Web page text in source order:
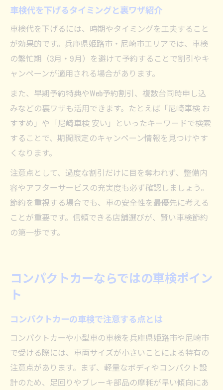
車検代を下げるタイミングと裏ワザ紹介
車検代を下げるには、時期やタイミングを工夫すること
が効果的です。兵庫県姫路市・尼崎市エリアでは、車検
の繁忙期（3月・9月）を避けて予約することで割引やキ
ャンペーンが適用される場合があります。
また、早期予約特典やWeb予約割引、複数台同時申し込
みなどの裏ワザも活用できます。たとえば「尼崎車検 お
すすめ」や「尼崎車検 安い」といったキーワードで検索
することで、期間限定のキャンペーン情報を見つけやす
くなります。
注意点として、過度な割引だけに目を奪われず、整備内
容やアフターサービスの充実度も必ず確認しましょう。
節約を重視する場合でも、車の安全性を最優先に考える
ことが重要です。信頼できる店舗選びが、賢い車検節約
の第一歩です。
コンパクトカーならではの車検ポイン
ト
コンパクトカーの車検で注意する点とは
コンパクトカーや小型車の車検を兵庫県姫路市や尼崎市
で受ける際には、車両サイズが小さいことによる特有の
注意点があります。まず、軽量なボディやコンパクト設
計のため、足回りやブレーキ部品の摩耗が早い傾向にあ